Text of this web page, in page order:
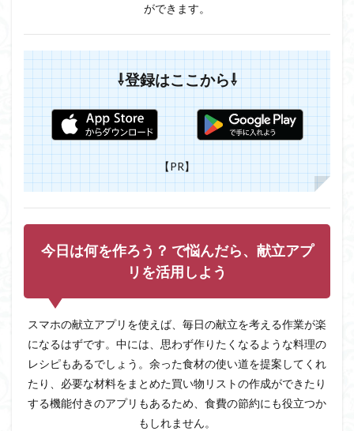
ができます。
⇩登録はここから⇩
【PR】
今日は何を作ろう？ で悩んだら、献立アプ
リを活用しよう
スマホの献立アプリを使えば、毎日の献立を考える作業が楽
になるはずです。中には、思わず作りたくなるような料理の
レシピもあるでしょう。余った食材の使い道を提案してくれ
たり、必要な材料をまとめた買い物リストの作成ができたり
する機能付きのアプリもあるため、食費の節約にも役立つか
もしれません。